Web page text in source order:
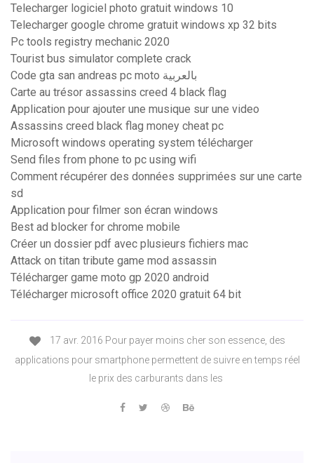
Telecharger logiciel photo gratuit windows 10
Telecharger google chrome gratuit windows xp 32 bits
Pc tools registry mechanic 2020
Tourist bus simulator complete crack
Code gta san andreas pc moto بالعربية
Carte au trésor assassins creed 4 black flag
Application pour ajouter une musique sur une video
Assassins creed black flag money cheat pc
Microsoft windows operating system télécharger
Send files from phone to pc using wifi
Comment récupérer des données supprimées sur une carte
sd
Application pour filmer son écran windows
Best ad blocker for chrome mobile
Créer un dossier pdf avec plusieurs fichiers mac
Attack on titan tribute game mod assassin
Télécharger game moto gp 2020 android
Télécharger microsoft office 2020 gratuit 64 bit
17 avr. 2016 Pour payer moins cher son essence, des
applications pour smartphone permettent de suivre en temps réel
le prix des carburants dans les